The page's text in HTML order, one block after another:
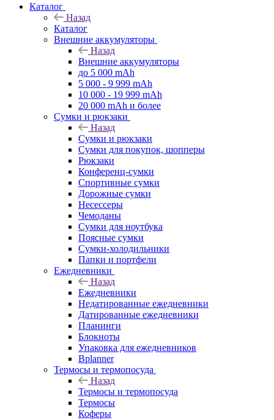
Каталог
Назад
Каталог
Внешние аккумуляторы
Назад
Внешние аккумуляторы
до 5 000 mAh
5 000 - 9 999 mAh
10 000 - 19 999 mAh
20 000 mAh и более
Сумки и рюкзаки
Назад
Сумки и рюкзаки
Сумки для покупок, шопперы
Рюкзаки
Конференц-сумки
Спортивные сумки
Дорожные сумки
Несессеры
Чемоданы
Сумки для ноутбука
Поясные сумки
Сумки-холодильники
Папки и портфели
Ежедневники
Назад
Ежедневники
Недатированные ежедневники
Датированные ежедневники
Планинги
Блокноты
Упаковка для ежедневников
Bplanner
Термосы и термопосуда
Назад
Термосы и термопосуда
Термосы
Коферы